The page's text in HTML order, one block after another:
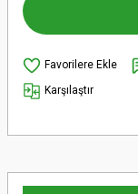
Karşılaştır